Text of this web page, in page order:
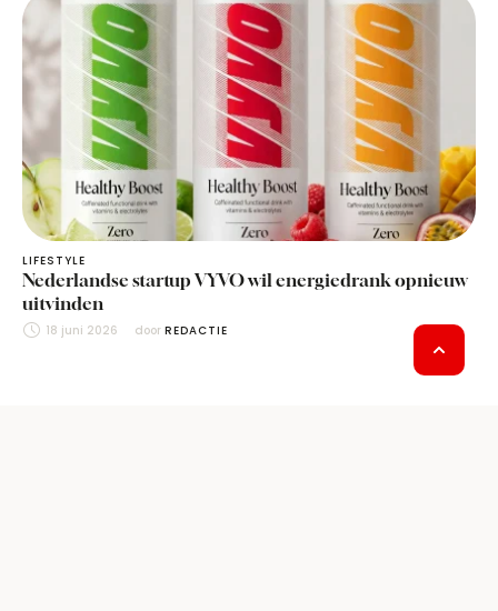
LIFESTYLE
Nederlandse startup VYVO wil energiedrank opnieuw
uitvinden
18 juni 2026 door REDACTIE